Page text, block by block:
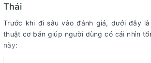
Thái
Trước khi đi sâu vào đánh giá, dưới đây
thuật cơ bản giúp người dùng có cái nhìn
này: